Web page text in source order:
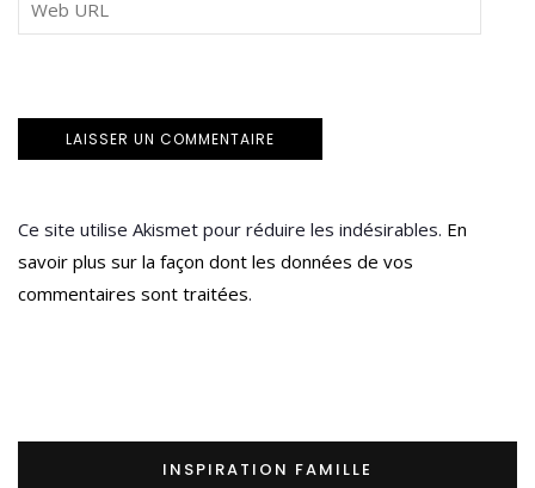
Ce site utilise Akismet pour réduire les indésirables. En
savoir plus sur la façon dont les données de vos
commentaires sont traitées.
INSPIRATION FAMILLE